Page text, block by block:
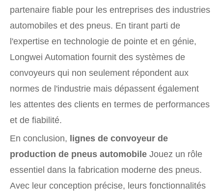
partenaire fiable pour les entreprises des industries
automobiles et des pneus. En tirant parti de
l'expertise en technologie de pointe et en génie,
Longwei Automation fournit des systèmes de
convoyeurs qui non seulement répondent aux
normes de l'industrie mais dépassent également
les attentes des clients en termes de performances
et de fiabilité.
En conclusion, lignes de convoyeur de
production de pneus automobile Jouez un rôle
essentiel dans la fabrication moderne des pneus.
Avec leur conception précise, leurs fonctionnalités